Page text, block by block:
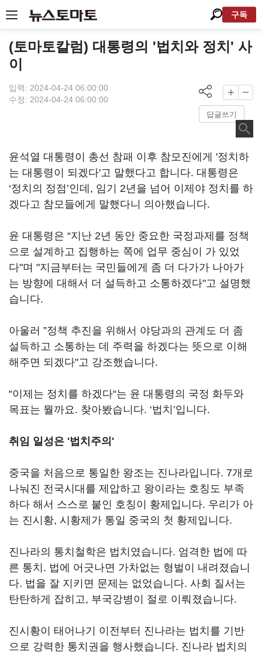
구독
(토마토칼럼) 대통령의 '법치와 정치' 사
이
입력: 2024-04-24 06:00:00
수정: 2024-04-24 06:00:00
답글쓰기
윤석열 대통령이 총선 참패 이후 참모진에게 '정치하
는 대통령이 되겠다'고 말했다고 합니다. 대통령은
‘정치의 정점’인데, 임기 2년을 넘어 이제야 정치를 하
겠다고 참모들에게 말했다니 의아했습니다.
윤 대통령은 “지난 2년 동안 중요한 국정과제를 정책
으로 설계하고 집행하는 쪽에 업무 중심이 가 있었
다"며 "지금부터는 국민들에게 좀 더 다가가 나아가
는 방향에 대해서 더 설득하고 소통하겠다"고 설명했
습니다.
아울러 ”정책 추진을 위해서 야당과의 관계도 더 좀
설득하고 소통하는 데 주력을 하겠다는 뜻으로 이해
해주면 되겠다"고 강조했습니다.
“이제는 정치를 하겠다“는 윤 대통령의 국정 화두와
목표는 뭘까요. 찾아봤습니다. ‘법치’입니다.
취임 일성은 '법치주의'
중국을 처음으로 통일한 왕조는 진나라입니다. 7개로
나눠진 전국시대를 제압하고 왕이라는 호칭도 부족
하다 해서 스스로 붙인 호칭이 황제입니다. 우리가 아
는 진시황, 시황제가 통일 중국의 첫 황제입니다.
진나라의 통치철학은 법치였습니다. 엄격한 법에 따
른 통치. 법에 어긋나면 가차없는 형벌이 내려졌습니
다. 법을 잘 지키면 문제는 없었습니다. 사회 질서는
탄탄하게 잡히고, 부국강병이 절로 이뤄졌습니다.
진시황이 태어나기 이전부터 진나라는 법치를 기반
으로 강력한 통치권을 행사했습니다. 진나라 법치의